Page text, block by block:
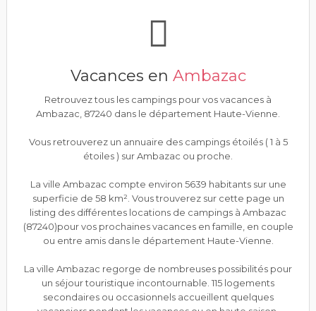
Vacances en Ambazac
Retrouvez tous les campings pour vos vacances à
Ambazac, 87240 dans le département Haute-Vienne.
Vous retrouverez un annuaire des campings étoilés ( 1 à 5
étoiles ) sur Ambazac ou proche.
La ville Ambazac compte environ 5639 habitants sur une
superficie de 58 km². Vous trouverez sur cette page un
listing des différentes locations de campings à Ambazac
(87240)pour vos prochaines vacances en famille, en couple
ou entre amis dans le département Haute-Vienne.
La ville Ambazac regorge de nombreuses possibilités pour
un séjour touristique incontournable. 115 logements
secondaires ou occasionnels accueillent quelques